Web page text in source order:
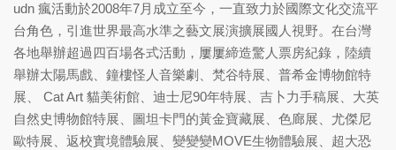
udn 瘋活動於2008年7月成立至今，一直致力於國際文化交流平
台角色，引進世界最高水準之藝文展演擴展國人視野。在台灣
各地舉辦超過四百場各式活動，屢屢締造驚人票房紀錄，陸續
舉辦太陽馬戲、鐘樓怪人音樂劇、梵谷特展、普希金博物館特
展、 Cat Art 貓美術館、迪士尼90年特展、吉卜力手稿展、大英
自然史博物館特展、圖坦卡門的黃金寶藏展、色廊展、尤傑尼
歐特展、返校實境體驗展、變變變MOVE生物體驗展、超大恐